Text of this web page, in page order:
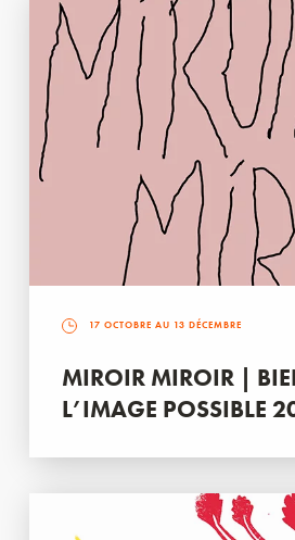
17 OCTOBRE AU 13 DÉCEMBRE
MIROIR MIROIR |
L’IMAGE POSSIBLE